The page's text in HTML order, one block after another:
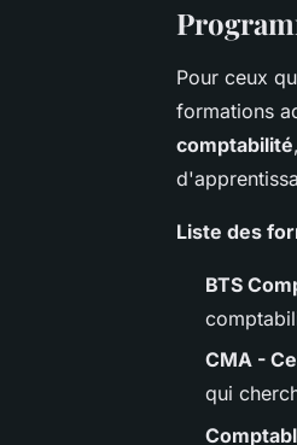
Pour ceux
formations
comptabilité
Liste des
BTS
CMA -
qui